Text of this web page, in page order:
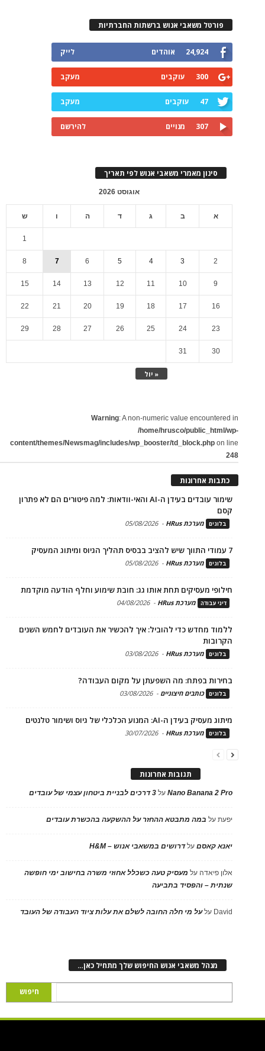
פורטל משאבי אנוש ברשתות החברתיות
24,924 אוהדים לייק
300 עוקבים מעקב
47 עוקבים מעקב
307 מנויים להירשם
סינון מאמרי משאבי אנוש לפי תאריך
אוגוסט 2026
א ב ג ד ה ו ש
« יול
1
2
3
4
5
6
7
8
9
10
11
12
13
14
15
16
17
18
19
20
21
22
23
24
25
26
27
28
29
30
31
Warning: A non-numeric value encountered in
/home/hrusco/public_html/wp-
content/themes/Newsmag/includes/wp_booster/td_block.php on line
248
כתבות אחרונות
שימור עובדים בעידן ה-AI והאי-וודאות: למה פיטורים הם לא פתרון
קסם
בלוגים מערכת HRus -
05/08/2026
7 עמודי התווך שיש להציב בבסיס תהליך הגיוס ומיתוג המעסיק
בלוגים מערכת HRus -
05/08/2026
חילופי מעסיקים תחת אותו גג: חובת שימוע וחלף הודעה מוקדמת
דיני עבודה מערכת HRus -
04/08/2026
ללמוד מחדש כדי להוביל: איך להכשיר את העובדים לחמש השנים
הקרובות
בלוגים מערכת HRus -
03/08/2026
בחירות בפתח: מה השפעתן על מקום העבודה?
בלוגים כותבים חיצוניים -
03/08/2026
מיתוג מעסיק בעידן ה-AI: המנוע הכלכלי של גיוס ושימור טלנטים
בלוגים מערכת HRus -
30/07/2026
תגובות אחרונות
Nano Banana 2 Proעל 3 דרכים לבניית ביטחון עצמי של עובדים
יפעתעל במה מתבטא ההחזר על ההשקעה בהכשרת עובדים
יאנא קאסםעלדרושים במשאבי אנוש – H&M
אלון פיאדה על מעסיק טעה כשכלל אחוזי משרה בחישוב ימי חופשה
שנתית – והפסיד בתביעה
David עלעל מי חלה החובה לשלם את עלות ציוד העבודה של העובד
מנהל משאבי אנוש החיפוש שלך מתחיל כאן…